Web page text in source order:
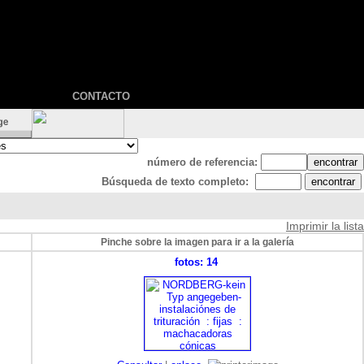
CONTACTO
número de referencia:
Búsqueda de texto completo:
Imprimir la lista
Pinche sobre la imagen para ir a la galería
fotos: 14